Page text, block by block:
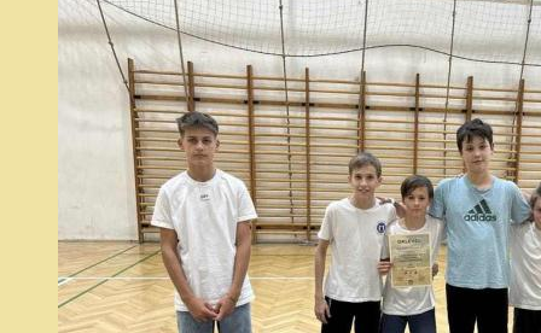
III.
korcsoport-
atlétika
fiúk.jpg